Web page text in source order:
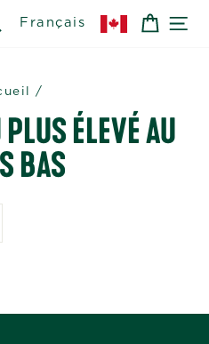
RECHERCHER
Français
/
ÉLEVÉ AU
BAS